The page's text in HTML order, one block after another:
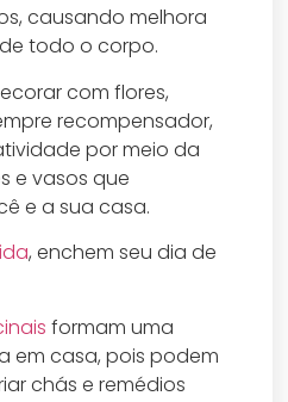
causando melhora
todo o corpo.
com flores,
recompensador,
por meio da
e vasos que
e a sua casa.
, enchem seu dia de
formam uma
em casa, pois podem
chás e remédios